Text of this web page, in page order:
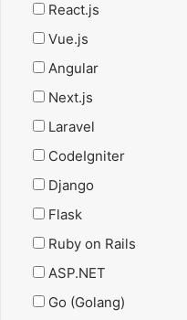
React.js
Vue.js
Angular
Next.js
Laravel
CodeIgniter
Django
Flask
Ruby on Rails
ASP.NET
Go (Golang)